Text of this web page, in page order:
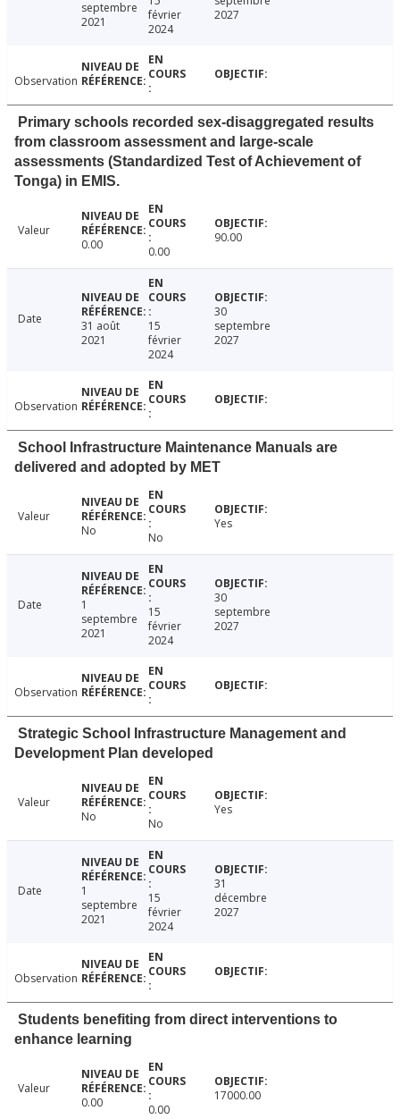
septembre
2021
février
2024
2027
Observation
Primary schools recorded sex-disaggregated results
from classroom assessment and large-scale
assessments (Standardized Test of Achievement of
Tonga) in EMIS.
Valeur
0.00
0.00
90.00
Date
31 août
2021
15
février
2024
30
septembre
2027
Observation
School Infrastructure Maintenance Manuals are
delivered and adopted by MET
Valeur
No
No
Yes
Date
1
septembre
2021
15
février
2024
30
septembre
2027
Observation
Strategic School Infrastructure Management and
Development Plan developed
Valeur
No
No
Yes
Date
1
septembre
2021
15
février
2024
31
décembre
2027
Observation
Students benefiting from direct interventions to
enhance learning
Valeur
0.00
0.00
17000.00